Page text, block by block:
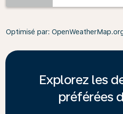
Optimisé par:
Explorez les
préférées